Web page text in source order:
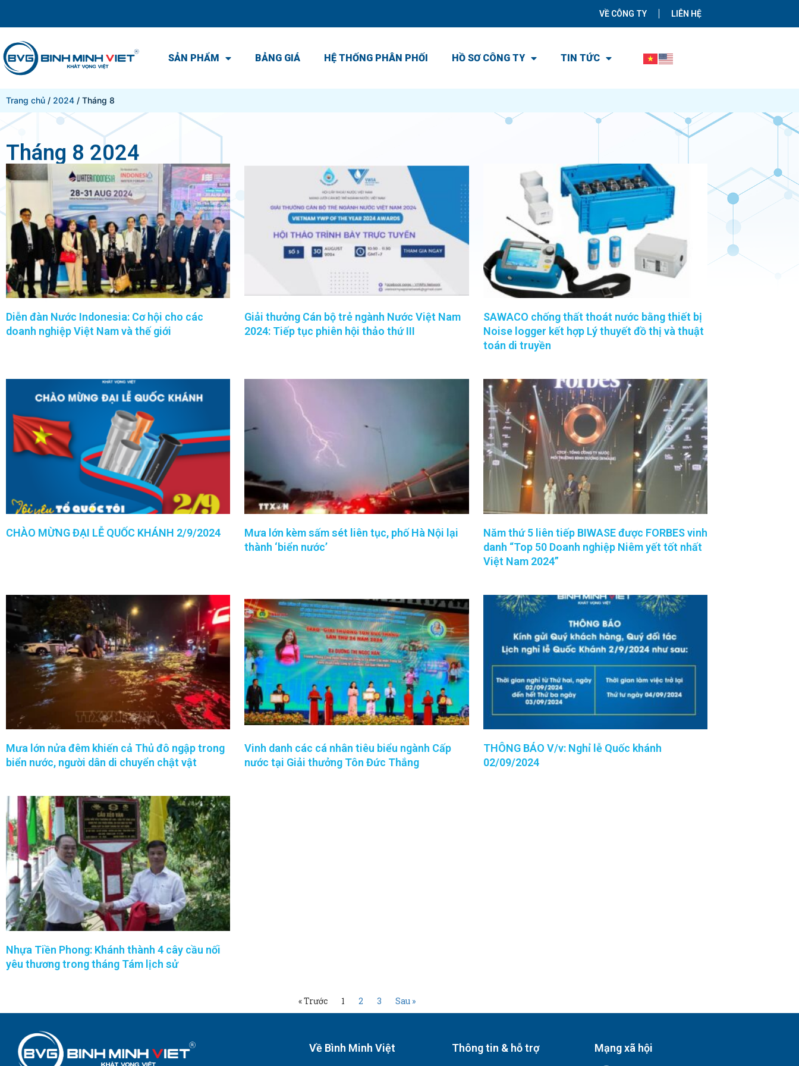
VỀ CÔNG TY LIÊN HỆ
SẢN PHẨM BẢNG GIÁ HỆ THỐNG PHÂN PHỐI HỒ SƠ CÔNG TY TIN TỨC
Trang chủ / 2024 / Tháng 8
Tháng 8 2024
Diễn đàn Nước Indonesia: Cơ hội cho các
doanh nghiệp Việt Nam và thế giới
Giải thưởng Cán bộ trẻ ngành Nước Việt Nam
2024: Tiếp tục phiên hội thảo thứ III
SAWACO chống thất thoát nước bằng thiết bị
Noise logger kết hợp Lý thuyết đồ thị và thuật
toán di truyền
CHÀO MỪNG ĐẠI LỄ QUỐC KHÁNH 2/9/2024
Mưa lớn kèm sấm sét liên tục, phố Hà Nội lại
thành ‘biển nước’
Năm thứ 5 liên tiếp BIWASE được FORBES vinh
danh “Top 50 Doanh nghiệp Niêm yết tốt nhất
Việt Nam 2024”
Mưa lớn nửa đêm khiến cả Thủ đô ngập trong
biển nước, người dân di chuyển chật vật
Vinh danh các cá nhân tiêu biểu ngành Cấp
nước tại Giải thưởng Tôn Đức Thắng
THÔNG BÁO V/v: Nghỉ lễ Quốc khánh
02/09/2024
Nhựa Tiền Phong: Khánh thành 4 cây cầu nối
yêu thương trong tháng Tám lịch sử
« Trước 1 2 3 Sau »
Về Bình Minh Việt Thông tin & hỗ trợ Mạng xã hội